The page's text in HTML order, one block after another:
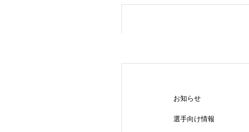
お知らせ
選手向け情報